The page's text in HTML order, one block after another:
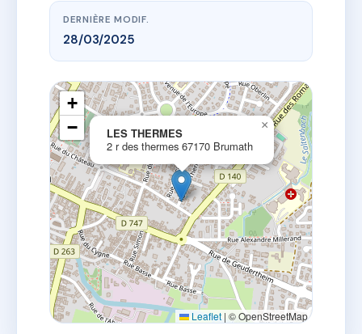
DERNIÈRE MODIF.
28/03/2025
LES THERMES
2 r des thermes 67170 Brumath
×
+
−
Leaflet | © OpenStreetMap